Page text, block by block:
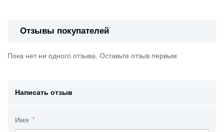
Отзывы покупателей
Пока нет ни одного отзыва. Оставьте отзыв первым
Написать отзыв
Имя